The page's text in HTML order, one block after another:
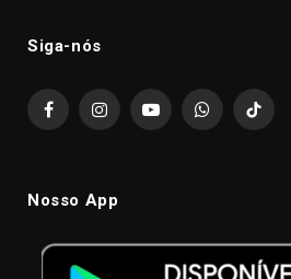
Siga-nós
FacebookInstagramYouTubeWhatsAppTikTok
Nosso App